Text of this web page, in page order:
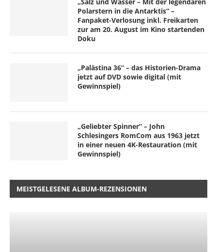
Polarstern in die Antarktis“ –
Fanpaket-Verlosung inkl. Freikarten
zur am 20. August im Kino startenden
Doku
„Palästina 36“ – das Historien-Drama
jetzt auf DVD sowie digital (mit
Gewinnspiel)
„Geliebter Spinner“ – John
Schlesingers RomCom aus 1963 jetzt
in einer neuen 4K-Restauration (mit
Gewinnspiel)
MEISTGELESENE ALBUM-REZENSIONEN